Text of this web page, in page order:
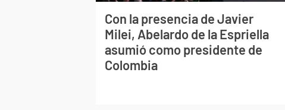
Con la presencia de Javier
Milei, Abelardo de la Espriella
asumió como presidente de
Colombia